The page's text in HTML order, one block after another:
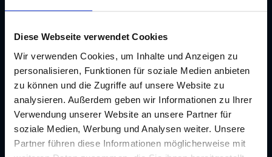
Diese Webseite verwendet Cookies
Wir verwenden Cookies, um Inhalte und Anzeigen zu
personalisieren, Funktionen für soziale Medien anbieten
zu können und die Zugriffe auf unsere Website zu
analysieren. Außerdem geben wir Informationen zu Ihrer
Verwendung unserer Website an unsere Partner für
soziale Medien, Werbung und Analysen weiter. Unsere
Partner führen diese Informationen möglicherweise mit
Location
Orpheum
Adresse
Orpheumgasse 8, 8020 Graz
E-Mail
grazer@spielstaetten.at